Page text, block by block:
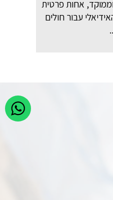
אחות פרטית
עבור חולים